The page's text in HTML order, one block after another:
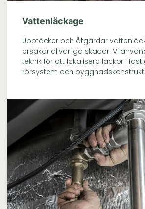
Vattenläckage
Upptäcker och åtgärdar
orsakar allvarliga skador. Vi
teknik för att lokalisera läckor i
rörsystem och